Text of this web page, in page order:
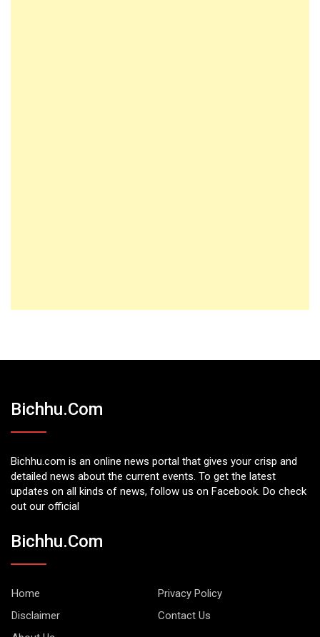
Bichhu.com
Bichhu.com is an online news portal that gives your crisp and
detailed news about the current events. To get the latest
updates on all kinds of news, follow us on Facebook. Do check
out our official
Bichhu.com
Home
Privacy Policy
Disclaimer
Contact Us